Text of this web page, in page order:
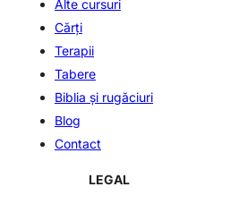
Alte cursuri
Cărți
Terapii
Tabere
Biblia și rugăciuri
Blog
Contact
LEGAL